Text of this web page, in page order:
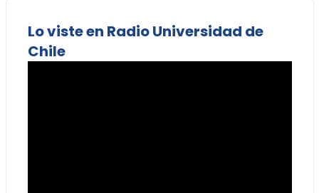
Lo viste en Radio Universidad de
Chile